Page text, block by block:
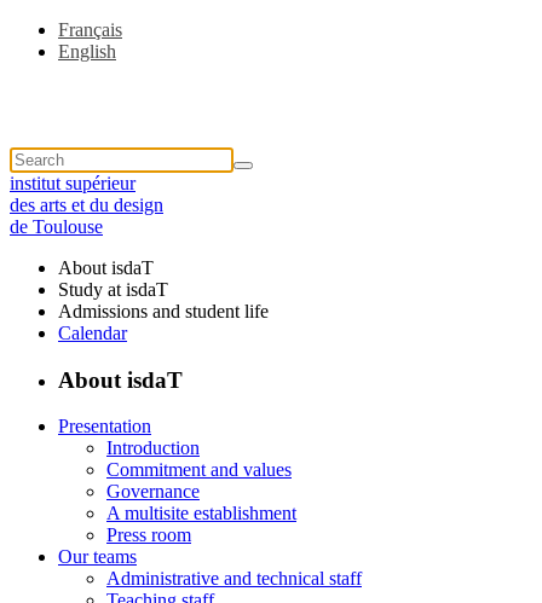
Français
English
institut supérieur
des arts et du design
de Toulouse
About isdaT
Study at isdaT
Admissions and student life
Calendar
About isdaT
Presentation
Introduction
Commitment and values
Governance
A multisite establishment
Press room
Our teams
Administrative and technical staff